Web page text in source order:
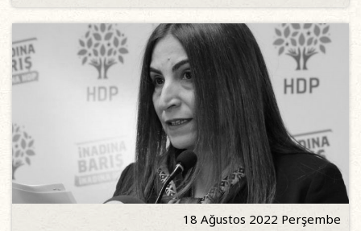
18 Ağustos 2022 Perşembe